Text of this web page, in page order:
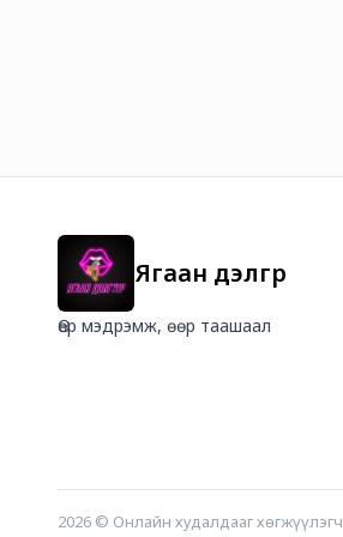
Ягаан дэлгүүр
Өөр мэдрэмж, өөр таашаал
2026 © Онлайн худалдааг хөгжүүлэгч